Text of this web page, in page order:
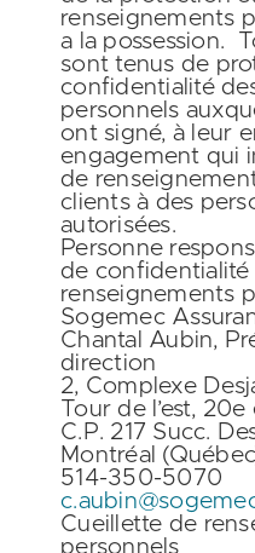
renseignements
a la possession.
sont tenus de
confidentialité
personnels
ont signé, à leur
engagement qui
de
clients à des
autorisées.
Personne
de
renseignements
Sogemec
Chantal Aubin,
direction
2, Complexe
Tour de l’est, 20e
C.P. 217 Succ.
Montréal
514-350-5070
Cueillette de
personnels